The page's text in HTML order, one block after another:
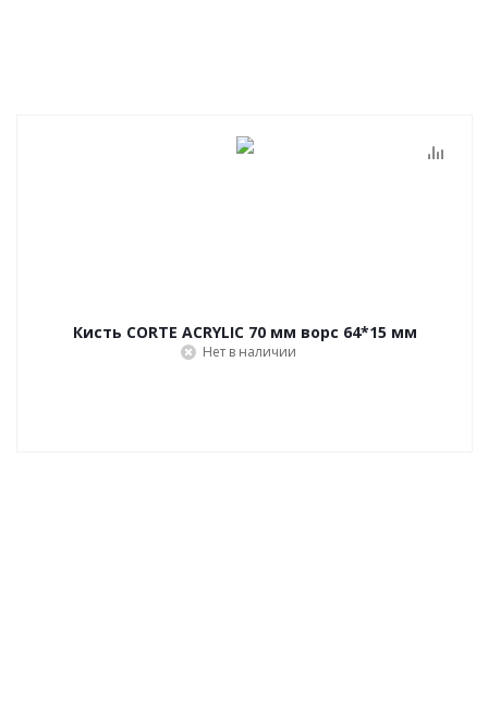
Кисть CORTE ACRYLIC 70 мм ворс 64*15 мм
Нет в наличии